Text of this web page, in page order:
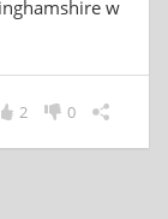
w
0
2